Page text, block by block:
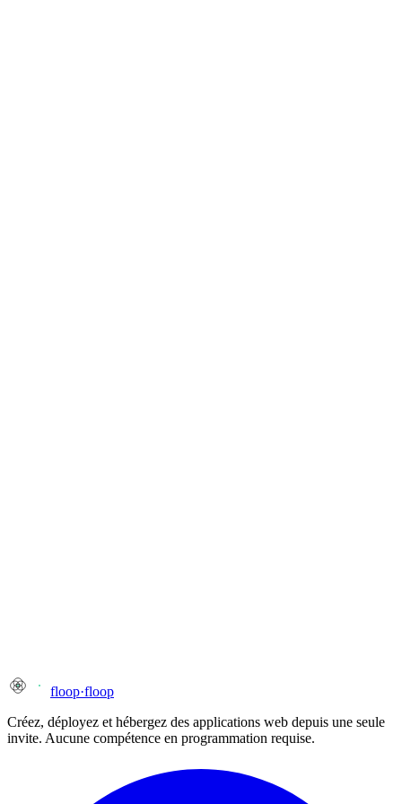
floop·floop
Créez, déployez et hébergez des applications web depuis une seule
invite. Aucune compétence en programmation requise.